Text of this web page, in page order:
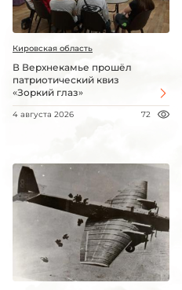
Кировская область
В Верхнекамье прошёл
патриотический квиз
«Зоркий глаз»
4 августа 2026 72